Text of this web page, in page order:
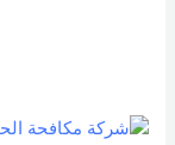
شركة